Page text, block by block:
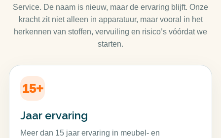
Service. De naam is nieuw, maar de ervaring blijft. Onze
kracht zit niet alleen in apparatuur, maar vooral in het
herkennen van stoffen, vervuiling en risico’s vóórdat we
starten.
15+
Jaar ervaring
Meer dan 15 jaar ervaring in meubel- en